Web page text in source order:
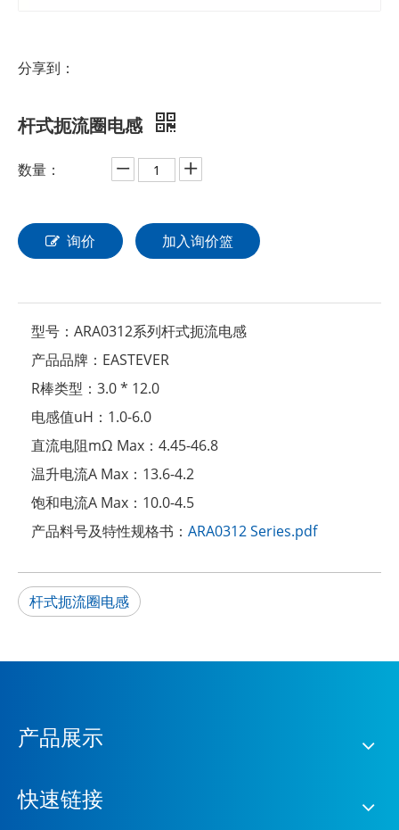
分享到：
杆式扼流圈电感
数量：
询价 加入询价篮
型号： ARA0312系列杆式扼流电感
产品品牌： EASTEVER
R棒类型： 3.0 * 12.0
电感值uH： 1.0-6.0
直流电阻mΩ Max： 4.45-46.8
温升电流A Max： 13.6-4.2
饱和电流A Max： 10.0-4.5
产品料号及特性规格书： ARA0312 Series.pdf
杆式扼流圈电感
产品展示
快速链接